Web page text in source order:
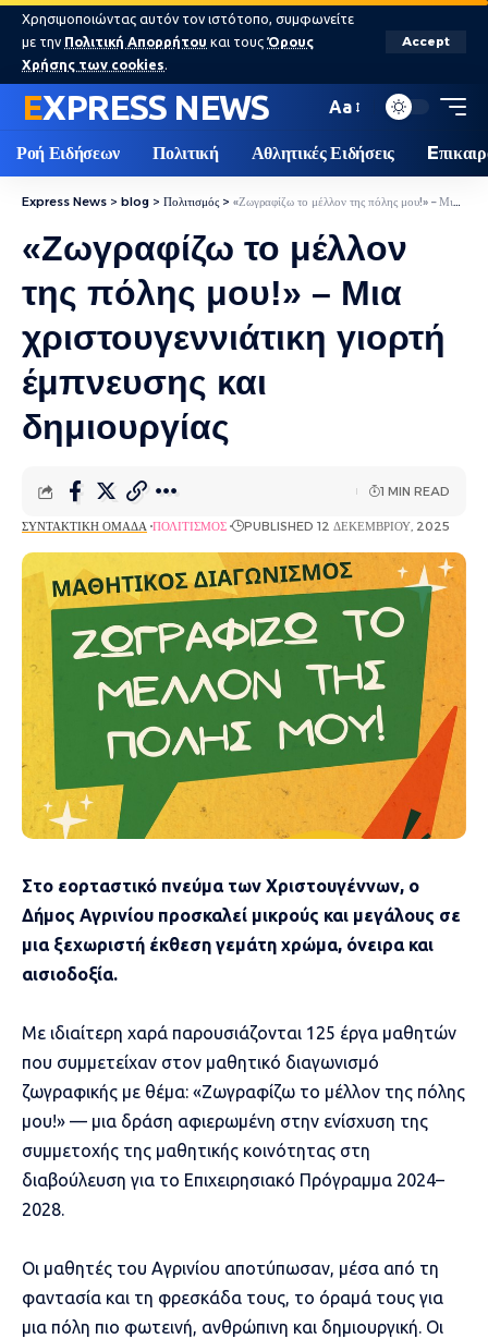
Χρησιμοποιώντας αυτόν τον ιστότοπο, συμφωνείτε
με την Πολιτική Απορρήτου και τους Όρους
Χρήσης των cookies.
Accept
EXPRESS NEWS Aa
Ροή Ειδήσεων Πολιτική Αθλητικές Ειδήσεις
Express News > blog > Πολιτισμός > «Ζωγραφίζω το μέλλον της πόλης μου!» – Μια χριστουγεννιάτικη γιορτή έμπνευσης και δημιουργίας
«Ζωγραφίζω το μέλλον
της πόλης μου!» – Μια
χριστουγεννιάτικη γιορτή
έμπνευσης και
δημιουργίας
ΣΥΝΤΑΚΤΙΚΉ ΟΜΆΔΑ ΠΟΛΙΤΙΣΜΌΣ PUBLISHED 12 ΔΕΚΕΜΒΡΊΟΥ, 2025
1 MIN READ
Στο εορταστικό πνεύμα των Χριστουγέννων, ο
Δήμος Αγρινίου προσκαλεί μικρούς και μεγάλους σε
μια ξεχωριστή έκθεση γεμάτη χρώμα, όνειρα και
αισιοδοξία.
Με ιδιαίτερη χαρά παρουσιάζονται 125 έργα μαθητών
που συμμετείχαν στον μαθητικό διαγωνισμό
ζωγραφικής με θέμα: «Ζωγραφίζω το μέλλον της πόλης
μου!» — μια δράση αφιερωμένη στην ενίσχυση της
συμμετοχής της μαθητικής κοινότητας στη
διαβούλευση για το Επιχειρησιακό Πρόγραμμα 2024–
2028.
Οι μαθητές του Αγρινίου αποτύπωσαν, μέσα από τη
φαντασία και τη φρεσκάδα τους, το όραμά τους για
μια πόλη πιο φωτεινή, ανθρώπινη και δημιουργική. Οι